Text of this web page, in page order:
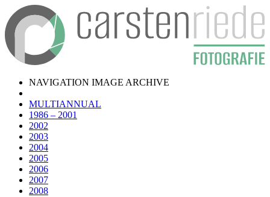
NAVIGATION IMAGE ARCHIVE
MULTIANNUAL
1986 – 2001
2002
2003
2004
2005
2006
2007
2008